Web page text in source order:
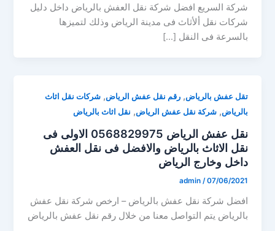
شركة السريع افضل شركة نقل العفش بالرياض داخل دليل
شركات نقل ألأثاث فى مدينة الرياض وذلك لتميزها
بالسرعة فى النقل […]
تقل عفش بالرياض,رقم نقل عفش الرياض,شركات نقل اثاث
بالرياض,شركة نقل عفش الرياض, نقل اثاث بالرياض
نقل عفش الرياض 0568829975 الاولى فى
نقل الاثاث بالرياض والافضل فى نقل العفش
داخل وخارج الرياض
admin /07/06/2021
افضل شركة نقل عفش بالرياض – ارخص شركة نقل عفش
بالرياض يتم التواصل معنا من خلال رقم نقل عفش بالرياض